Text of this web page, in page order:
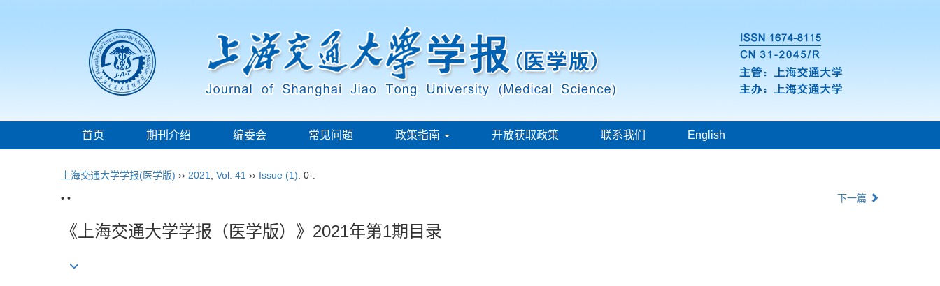
首页 期刊介绍 编委会 常见问题 政策指南 开放获取政策 联系我们 English
上海交通大学学报(医学版) ›› 2021 Vol. 41 ›› Issue (1): 0-.
• • 下一篇
《上海交通大学学报（医学版）》2021年第1期目录